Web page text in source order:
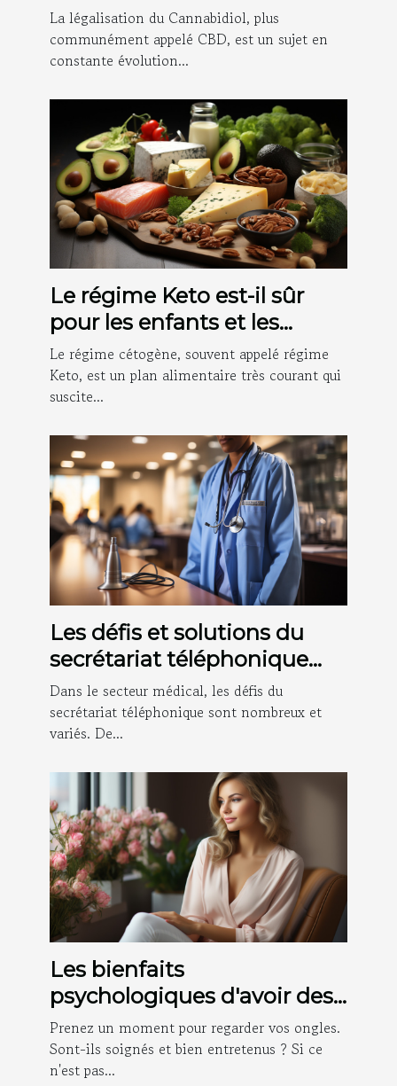
La légalisation du Cannabidiol, plus
communément appelé CBD, est un sujet en
constante évolution...
Le régime Keto est-il sûr
pour les enfants et les
adolescents ?
Le régime cétogène, souvent appelé régime
Keto, est un plan alimentaire très courant qui
suscite...
Les défis et solutions du
secrétariat téléphonique
médical
Dans le secteur médical, les défis du
secrétariat téléphonique sont nombreux et
variés. De...
Les bienfaits
psychologiques d'avoir des
ongles bien soignés
Prenez un moment pour regarder vos ongles.
Sont-ils soignés et bien entretenus ? Si ce
n'est pas...